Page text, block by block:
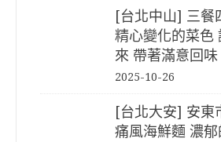
[台北中山] 三餐
精心變化的菜色
來 帶著滿意回味
2025-10-26
[台北大安] 安東
痛風海鮮麵 濃